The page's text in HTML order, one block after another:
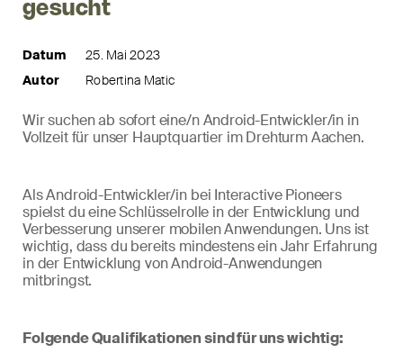
gesucht
Datum
25. Mai 2023
Autor
Robertina Matic
Wir suchen ab sofort eine/n Android-Entwickler/in in
Vollzeit für unser Hauptquartier im Drehturm Aachen.
Als Android-Entwickler/in bei Interactive Pioneers
spielst du eine Schlüsselrolle in der Entwicklung und
Verbesserung unserer mobilen Anwendungen. Uns ist
wichtig, dass du bereits mindestens ein Jahr Erfahrung
in der Entwicklung von Android-Anwendungen
mitbringst.
Folgende Qualifikationen sind für uns wichtig: